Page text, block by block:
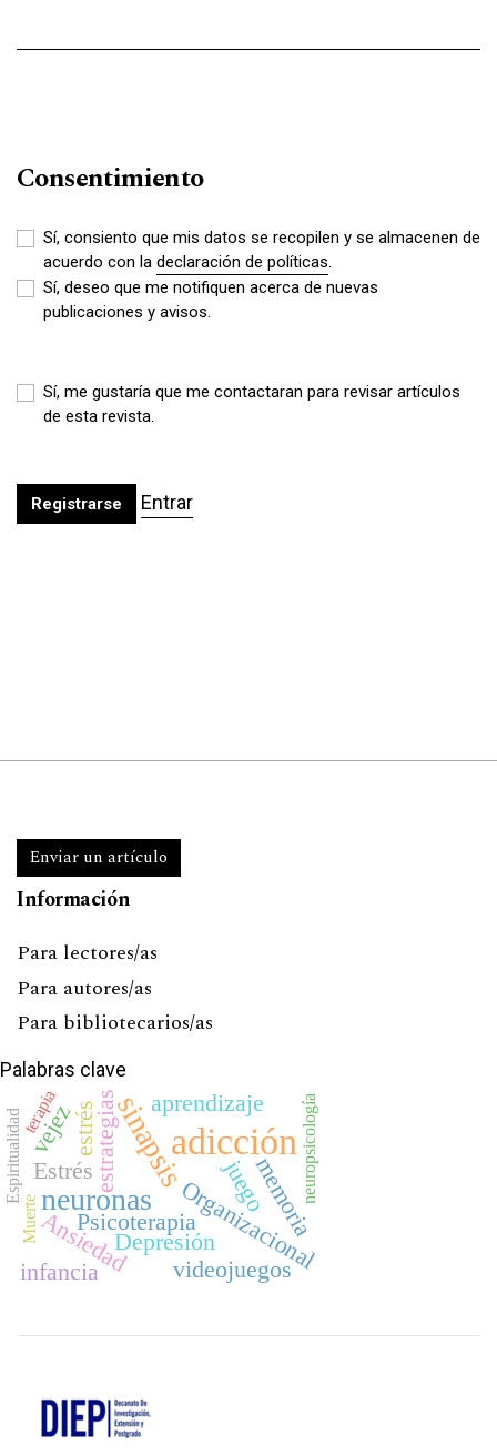
Consentimiento
Sí, consiento que mis datos se recopilen y se almacenen de
acuerdo con la declaración de políticas.
Sí, deseo que me notifiquen acerca de nuevas
publicaciones y avisos.
Sí, me gustaría que me contactaran para revisar artículos
de esta revista.
Registrarse Entrar
Enviar un artículo
Información
Para lectores/as
Para autores/as
Para bibliotecarios/as
Palabras clave
adicción
sinapsis
neuronas Organizacional
juego
Psicoterapia
estrategias
Ansiedad
aprendizaje
Depresión
videojuegos
estrés
Estrés memoria
vejez
infancia
Muerte
neuropsicología
terapia
Espiritualidad